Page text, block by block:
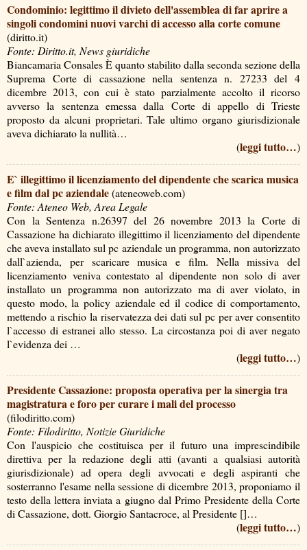
Condominio: legittimo il divieto dell'assemblea di far aprire a
singoli condomini nuovi varchi di accesso alla corte comune
(diritto.it)
Fonte: Diritto.it, News giuridiche
Biancamaria Consales È quanto stabilito dalla seconda sezione della
Suprema Corte di cassazione nella sentenza n. 27233 del 4
dicembre 2013, con cui è stato parzialmente accolto il ricorso
avverso la sentenza emessa dalla Corte di appello di Trieste
proposto da alcuni proprietari. Tale ultimo organo giurisdizionale
aveva dichiarato la nullità…
(leggi tutto…)
E` illegittimo il licenziamento del dipendente che scarica musica
e film dal pc aziendale(ateneoweb.com)
Fonte: Ateneo Web, Area Legale
Con la Sentenza n.26397 del 26 novembre 2013 la Corte di
Cassazione ha dichiarato illegittimo il licenziamento del dipendente
che aveva installato sul pc aziendale un programma, non autorizzato
dall`azienda, per scaricare musica e film. Nella missiva del
licenziamento veniva contestato al dipendente non solo di aver
installato un programma non autorizzato ma di aver violato, in
questo modo, la policy aziendale ed il codice di comportamento,
mettendo a rischio la riservatezza dei dati sul pc per aver consentito
l`accesso di estranei allo stesso. La circostanza poi di aver negato
l`evidenza dei …
(leggi tutto…)
Presidente Cassazione: proposta operativa per la sinergia tra
magistratura e foro per curare i mali del processo
(filodiritto.com)
Fonte: Filodiritto, Notizie Giuridiche
Con l'auspicio che costituisca per il futuro una imprescindibile
direttiva per la redazione degli atti (avanti a qualsiasi autorità
giurisdizionale) ad opera degli avvocati e degli aspiranti che
sosterranno l'esame nella sessione di dicembre 2013, proponiamo il
testo della lettera inviata a giugno dal Primo Presidente della Corte
di Cassazione, dott. Giorgio Santacroce, al Presidente []…
(leggi tutto…)